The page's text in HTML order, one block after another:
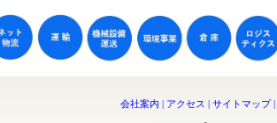
会社案内 | アクセス | サイトマップ|